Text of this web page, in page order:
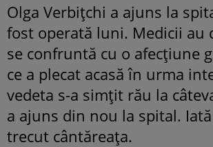
Olga Verbițchi a ajuns la
fost operată luni. Medicii au
se confruntă cu o afecțiune
ce a plecat acasă în urma
vedeta s-a simțit rău la
a ajuns din nou la spital.
trecut cântăreața.